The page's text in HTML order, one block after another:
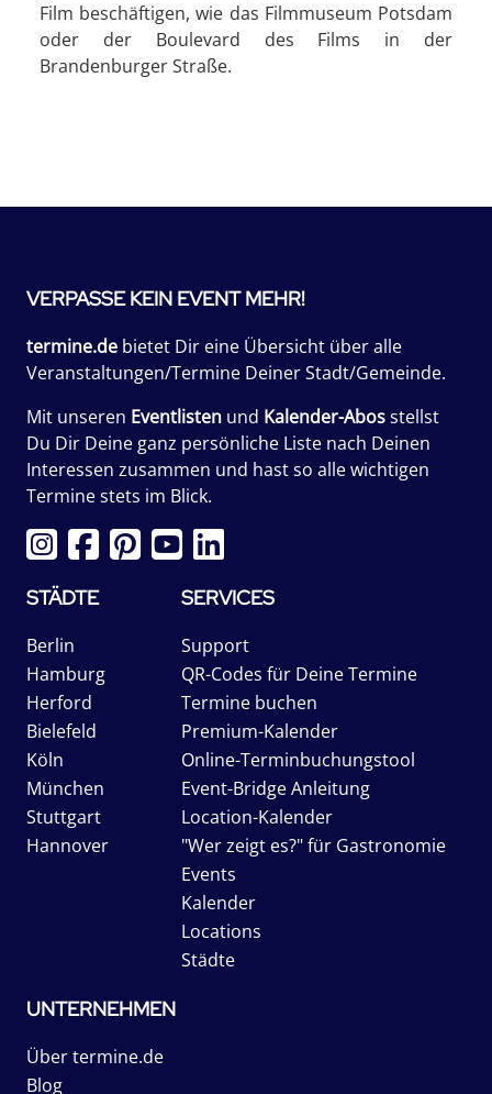
Film beschäftigen, wie das Filmmuseum Potsdam
oder der Boulevard des Films in der
Brandenburger Straße.
VERPASSE KEIN EVENT MEHR!
termine.de bietet Dir eine Übersicht über alle
Veranstaltungen/Termine Deiner Stadt/Gemeinde.
Mit unseren Eventlisten und Kalender-Abosstellst
Du Dir Deine ganz persönliche Liste nach Deinen
Interessen zusammen und hast so alle wichtigen
Termine stets im Blick.
STÄDTE
Berlin
Hamburg
Herford
Bielefeld
Köln
München
Stuttgart
Hannover
SERVICES
Support
QR-Codes für Deine Termine
Termine buchen
Premium-Kalender
Online-Terminbuchungstool
Event-Bridge Anleitung
Location-Kalender
"Wer zeigt es?" für Gastronomie
Events
Kalender
Locations
Städte
UNTERNEHMEN
Über termine.de
Blog